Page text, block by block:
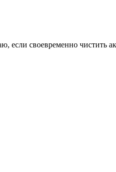
если своевременно чистить